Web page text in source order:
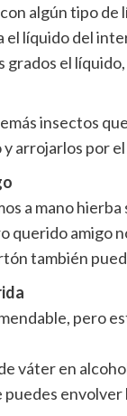
algún tipo
líquido del
grados el
insectos
arrojarlos por
a mano
querido amigo
también
pero
váter en
puedes